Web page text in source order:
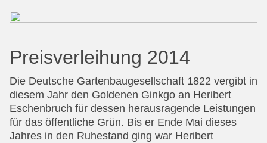
Preisverleihung 2014
Die Deutsche Gartenbaugesellschaft 1822 vergibt in
diesem Jahr den Goldenen Ginkgo an Heribert
Eschenbruch für dessen herausragende Leistungen
für das öffentliche Grün. Bis er Ende Mai dieses
Jahres in den Ruhestand ging war Heribert